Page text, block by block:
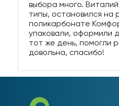
выбора много.
типы, остановился
поликарбонате
упаковали, оформили
тот же день, помогли
довольна, спасибо!